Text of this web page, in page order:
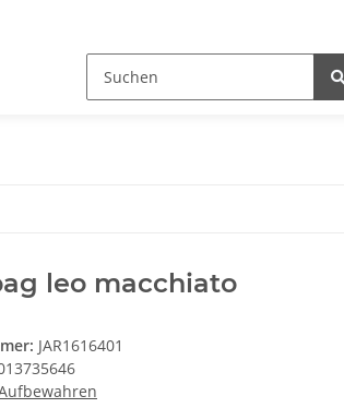
leo macchiato
JAR1616401